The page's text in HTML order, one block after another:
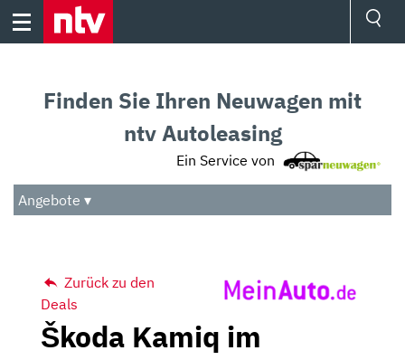
Skip
Audio
Das Beste
Finden Sie Ihren Neuwagen mit
ntv Autoleasing
Ein Service von
Angebote ▾
Zurück zu den
Deals
Škoda Kamiq im